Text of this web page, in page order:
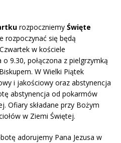
rozpoczniemy Święte
rozpoczynać się będą
w kościele
9.30, połączona z pielgrzymką
W Wielki Piątek
i jakościowy oraz abstynencja
abstynencja od pokarmów
Ofiary składane przy Bożym
w Ziemi Świętej.
adorujemy Pana Jezusa w